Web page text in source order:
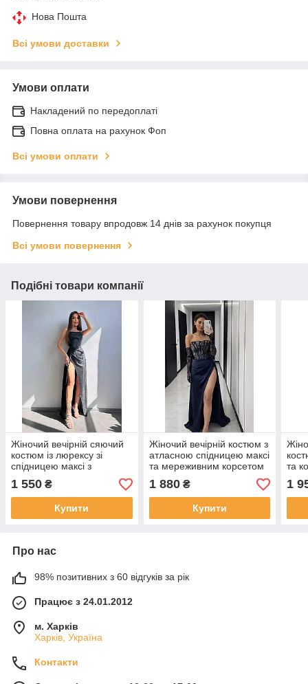
Нова Пошта
Всі умови доставки
Умови оплати
Накладений по передоплаті
Повна оплата на рахунок Фоп
Всі умови оплати
Умови повернення
Повернення товару впродовж 14 днів за рахунок покупця
Всі умови повернення
Подібні товари компанії
Жіночий вечірній сяючий
костюм із люрексу зі
спідницею максі з
1 550 ₴
Купити
Жіночий вечірній костюм з
атласною спідницею максі
та мереживним корсетом
1 880₴
Купити
та
1
Про нас
98% позитивних з 60 відгуків за рік
Працює з 24.01.2012
м. Харків
Харків, Україна
Контакти